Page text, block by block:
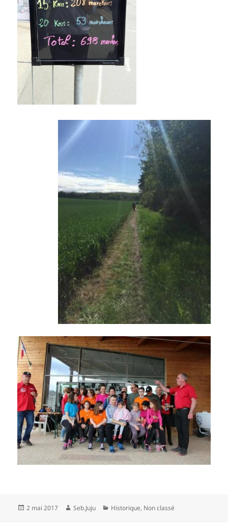
Publié
2 mai 2017 Auteur
Seb.Juju Catégories
Historique, Non classé